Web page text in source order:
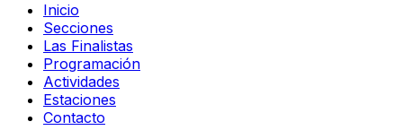
Inicio
Secciones
Las Finalistas
Programación
Actividades
Estaciones
Contacto